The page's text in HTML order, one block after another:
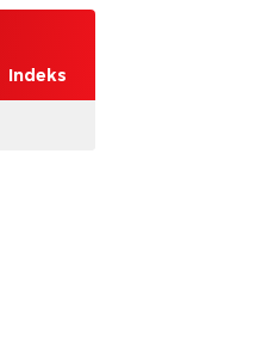
Indeks